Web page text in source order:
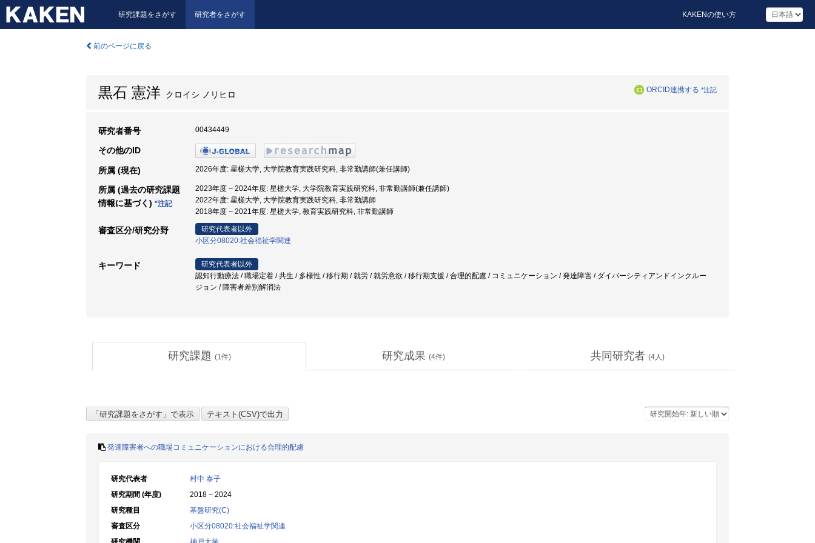
研究課題をさがす 研究者をさがす KAKENの使い方
前のページに戻る
黒石 憲洋 クロイシ ノリヒロ ORCID連携する *注記
研究者番号 00434449
その他のID
所属 (現在) 2026年度: 星槎大学, 大学院教育実践研究科, 非常勤講師(兼任講師)
所属 (過去の研究課題
情報に基づく) *注記
2023年度 – 2024年度: 星槎大学, 大学院教育実践研究科, 非常勤講師(兼任講師)
2022年度: 星槎大学, 大学院教育実践研究科, 非常勤講師
2018年度 – 2021年度: 星槎大学, 教育実践研究科, 非常勤講師
審査区分/研究分野
研究代表者以外
小区分08020:社会福祉学関連
キーワード
研究代表者以外
認知行動療法 / 職場定着 / 共生 / 多様性 / 移行期 / 就労 / 就労意欲 / 移行期支援 / 合理的配慮 / コミュニケーション / 発達障害 / ダイバーシティアンドインクルー
ジョン / 障害者差別解消法
研究課題 (1件) 研究成果 (4件) 共同研究者 (4人)
発達障害者への職場コミュニケーションにおける合理的配慮
研究代表者
村中 泰子
研究期間 (年度)
2018 – 2024
研究種目
基盤研究(C)
審査区分
小区分08020:社会福祉学関連